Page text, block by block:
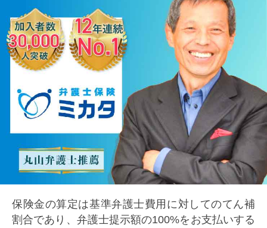
保険金の算定は基準弁護士費用に対してのてん補
割合であり、弁護士提示額の100%をお支払いする